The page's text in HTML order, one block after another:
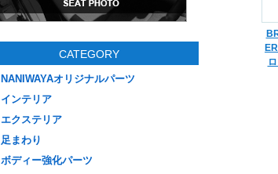
CATEGORY
NANIWAYAオリジナルパーツ
インテリア
エクステリア
足まわり
ボディー強化パーツ